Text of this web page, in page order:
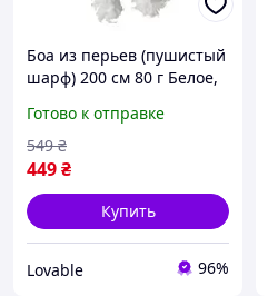
Боа из перьев (пушистый
шарф) 200 см 80 г Белое,
танцев и вечеринок
Готово к отправке
449₴
549 ₴
Купить
Lovable 96%